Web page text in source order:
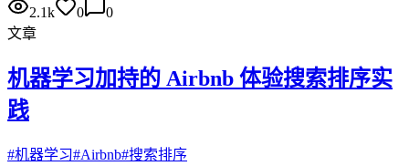
2.1k
0
0
文章
机器学习加持的 Airbnb 体验搜索排序实
践
#机器学习#Airbnb#搜索排序